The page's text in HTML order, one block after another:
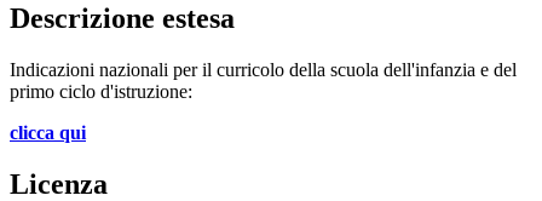
Descrizione estesa
Indicazioni nazionali per il curricolo della scuola dell'infanzia e del
primo ciclo d'istruzione:
clicca qui
Licenza